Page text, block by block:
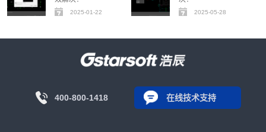
2025-01-22 2025-05-28
400-800-1418 在线技术支持